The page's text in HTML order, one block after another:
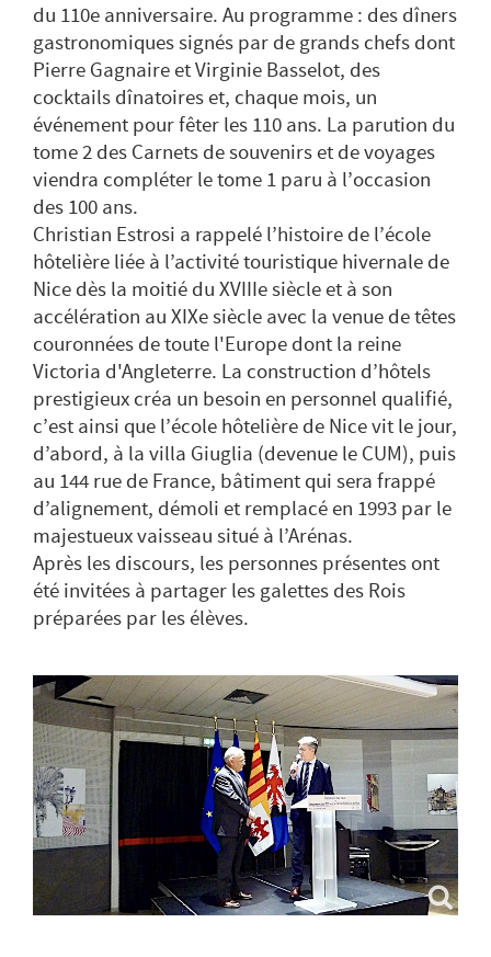
du 110e anniversaire. Au programme : des dîners
gastronomiques signés par de grands chefs dont
Pierre Gagnaire et Virginie Basselot, des
cocktails dînatoires et, chaque mois, un
événement pour fêter les 110 ans. La parution du
tome 2 des Carnets de souvenirs et de voyages
viendra compléter le tome 1 paru à l’occasion
des 100 ans.
Christian Estrosi a rappelé l’histoire de l’école
hôtelière liée à l’activité touristique hivernale de
Nice dès la moitié du XVIIIe siècle et à son
accélération au XIXe siècle avec la venue de têtes
couronnées de toute l'Europe dont la reine
Victoria d'Angleterre. La construction d’hôtels
prestigieux créa un besoin en personnel qualifié,
c’est ainsi que l’école hôtelière de Nice vit le jour,
d’abord, à la villa Giuglia (devenue le CUM), puis
au 144 rue de France, bâtiment qui sera frappé
d’alignement, démoli et remplacé en 1993 par le
majestueux vaisseau situé à l’Arénas.
Après les discours, les personnes présentes ont
été invitées à partager les galettes des Rois
préparées par les élèves.